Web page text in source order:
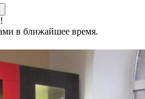
в ближайшее время.